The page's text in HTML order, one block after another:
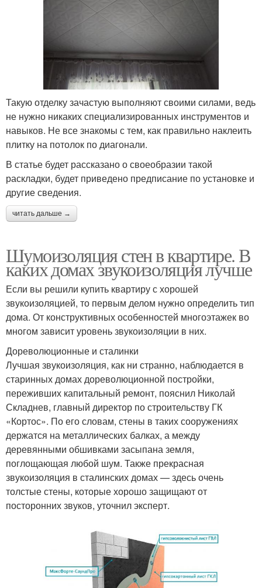
Такую отделку зачастую выполняют своими силами, ведь
не нужно никаких специализированных инструментов и
навыков. Не все знакомы с тем, как правильно наклеить
плитку на потолок по диагонали.
В статье будет рассказано о своеобразии такой
раскладки, будет приведено предписание по установке и
другие сведения.
читать дальше →
Шумоизоляция стен в квартире. В
каких домах звукоизоляция лучше
Если вы решили купить квартиру с хорошей
звукоизоляцией, то первым делом нужно определить тип
дома. От конструктивных особенностей многоэтажек во
многом зависит уровень звукоизоляции в них.
Дореволюционные и сталинки
Лучшая звукоизоляция, как ни странно, наблюдается в
старинных домах дореволюционной постройки,
переживших капитальный ремонт, пояснил Николай
Складнев, главный директор по строительству ГК
«Кортос». По его словам, стены в таких сооружениях
держатся на металлических балках, а между
деревянными обшивками засыпана земля,
поглощающая любой шум. Также прекрасная
звукоизоляция в сталинских домах — здесь очень
толстые стены, которые хорошо защищают от
посторонних звуков, уточнил эксперт.